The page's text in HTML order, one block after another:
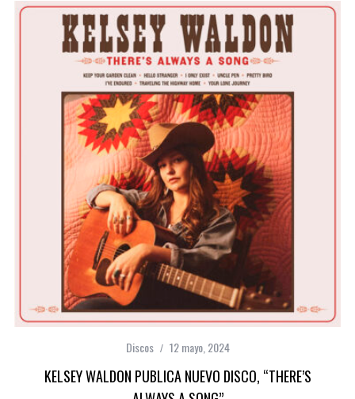
Discos 12 mayo, 2024
KELSEY WALDON PUBLICA NUEVO DISCO, “THERE’S